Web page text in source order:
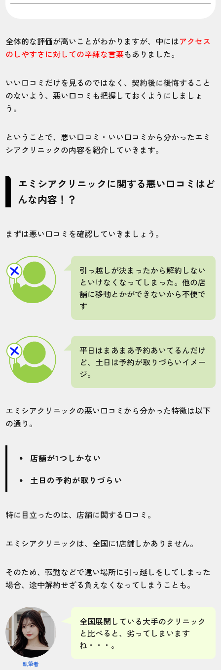
全体的な評価が高いことがわかりますが、中にはアクセス
のしやすさに対しての辛辣な言葉もありました。
いい口コミだけを見るのではなく、契約後に後悔すること
のないよう、悪い口コミも把握しておくようにしましょ
う。
ということで、悪い口コミ・いい口コミから分かったエミ
シアクリニックの内容を紹介していきます。
エミシアクリニックに関する悪い口コミはど
んな内容！？
まずは悪い口コミを確認していきましょう。
引っ越しが決まったから解約しない
といけなくなってしまった。他の店
舗に移動とかができないから不便で
す
平日はまあまあ予約あいてるんだけ
ど、土日は予約が取りづらいイメー
ジ。
エミシアクリニックの悪い口コミから分かった特徴は以下
の通り。
店舗が1つしかない
土日の予約が取りづらい
特に目立ったのは、店舗に関する口コミ。
エミシアクリニックは、全国に1店舗しかありません。
そのため、転勤などで遠い場所に引っ越しをしてしまった
場合、途中解約せざる負えなくなってしまうことも。
執筆者
全国展開している大手のクリニック
と比べると、劣ってしまいます
ね・・・。